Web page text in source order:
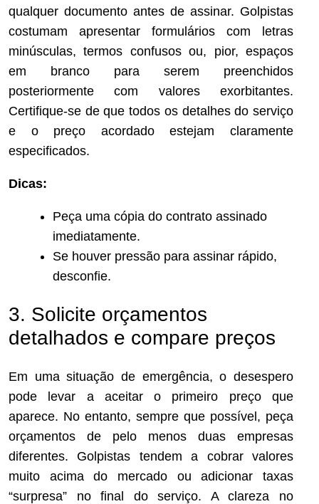
qualquer documento antes de assinar. Golpistas
costumam apresentar formulários com letras
minúsculas, termos confusos ou, pior, espaços
em branco para serem preenchidos
posteriormente com valores exorbitantes.
Certifique-se de que todos os detalhes do serviço
e o preço acordado estejam claramente
especificados.
Dicas:
Peça uma cópia do contrato assinado
imediatamente.
Se houver pressão para assinar rápido,
desconfie.
3. Solicite orçamentos
detalhados e compare preços
Em uma situação de emergência, o desespero
pode levar a aceitar o primeiro preço que
aparece. No entanto, sempre que possível, peça
orçamentos de pelo menos duas empresas
diferentes. Golpistas tendem a cobrar valores
muito acima do mercado ou adicionar taxas
“surpresa” no final do serviço. A clareza no